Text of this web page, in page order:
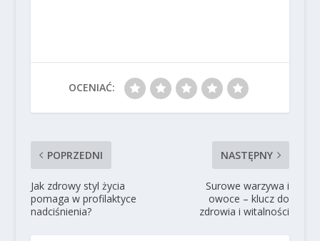
OCENIAĆ:
POPRZEDNI
Jak zdrowy styl życia
pomaga w profilaktyce
nadciśnienia?
NASTĘPNY
Surowe warzywa i
owoce – klucz do
zdrowia i witalności